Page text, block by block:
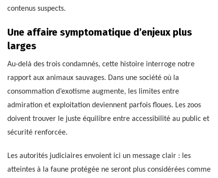
contenus suspects.
Une affaire symptomatique d’enjeux plus
larges
Au-delà des trois condamnés, cette histoire interroge notre
rapport aux animaux sauvages. Dans une société où la
consommation d’exotisme augmente, les limites entre
admiration et exploitation deviennent parfois floues. Les zoos
doivent trouver le juste équilibre entre accessibilité au public et
sécurité renforcée.
Les autorités judiciaires envoient ici un message clair : les
atteintes à la faune protégée ne seront plus considérées comme